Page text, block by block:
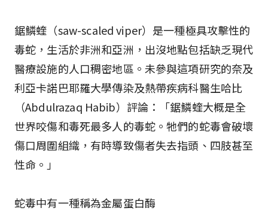
鋸鱗蝰（saw-scaled viper）是一種極具攻擊性的
毒蛇，生活於非洲和亞洲，出沒地點包括缺乏現代
醫療設施的人口稠密地區。未參與這項研究的奈及
利亞卡諾巴耶羅大學傳染及熱帶疾病科醫生哈比
（Abdulrazaq Habib）評論：「鋸鱗蝰大概是全
世界咬傷和毒死最多人的毒蛇。牠們的蛇毒會破壞
傷口周圍組織，有時導致傷者失去指頭、四肢甚至
性命。」
蛇毒中有一種稱為金屬蛋白酶